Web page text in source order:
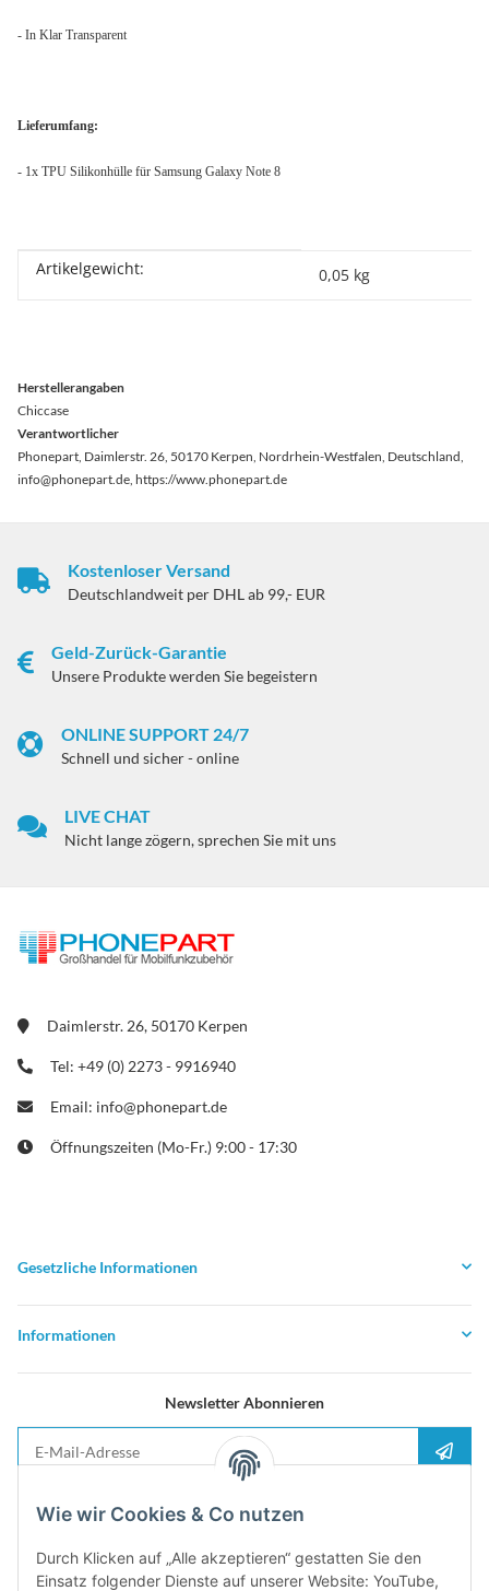
Wie wir Cookies & Co nutzen
Durch Klicken auf „Alle akzeptieren“ gestatten Sie den
Einsatz folgender Dienste auf unserer Website: YouTube,
- In Klar Transparent
Lieferumfang:
- 1x TPU Silikonhülle für Samsung Galaxy Note 8
Produkteigenschaft
Wert
Artikelgewicht: 0,05 kg
Herstellerangaben
Chiccase
Verantwortlicher
Phonepart, Daimlerstr. 26, 50170 Kerpen, Nordrhein-Westfalen, Deutschland,
info@phonepart.de, https://www.phonepart.de
Kostenloser Versand
Deutschlandweit per DHL ab 99,- EUR
Geld-Zurück-Garantie
Unsere Produkte werden Sie begeistern
ONLINE SUPPORT 24/7
Schnell und sicher - online
LIVE CHAT
Nicht lange zögern, sprechen Sie mit uns
Daimlerstr. 26, 50170 Kerpen
Tel: +49 (0) 2273 - 9916940
Email: info@phonepart.de
Öffnungszeiten (Mo-Fr.) 9:00 - 17:30
Gesetzliche Informationen
Informationen
Newsletter Abonnieren
Bitte senden Sie mir entsprechend Ihrer
jederzeit widerruflich Informationen zu Ihrem Produktsortiment per E-Mail zu.
Newsletter abonieren und5%Rabatt-Guschein erhalten. Für Ihren